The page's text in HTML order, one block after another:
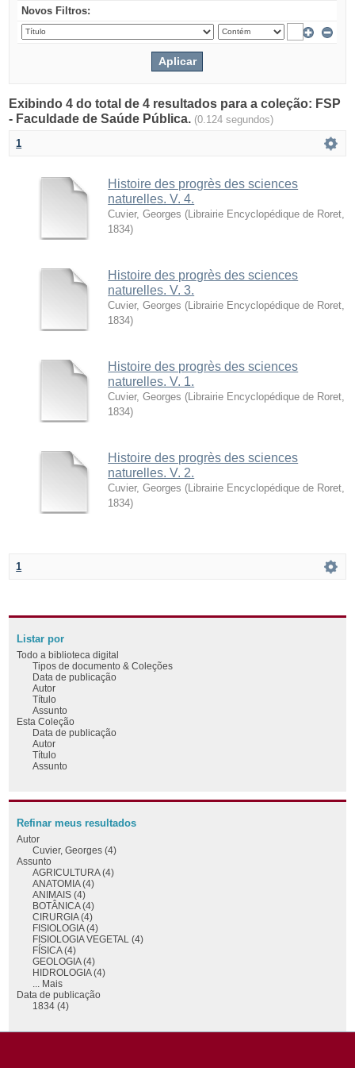
Novos Filtros:
Exibindo 4 do total de 4 resultados para a coleção: FSP
- Faculdade de Saúde Pública. (0.124 segundos)
1
Histoire des progrès des sciences
naturelles. V. 4.
Cuvier, Georges ( Librairie Encyclopédique de Roret
1834)
Histoire des progrès des sciences
naturelles. V. 3.
Cuvier, Georges ( Librairie Encyclopédique de Roret
1834)
Histoire des progrès des sciences
naturelles. V. 1.
Cuvier, Georges ( Librairie Encyclopédique de Roret
1834)
Histoire des progrès des sciences
naturelles. V. 2.
Cuvier, Georges ( Librairie Encyclopédique de Roret
1834)
1
Listar por
Todo a biblioteca digital
Tipos de documento & Coleções
Data de publicação
Autor
Título
Assunto
Esta Coleção
Data de publicação
Autor
Título
Assunto
Refinar meus resultados
Autor
Cuvier, Georges (4)
Assunto
AGRICULTURA (4)
ANATOMIA (4)
ANIMAIS (4)
BOTÂNICA (4)
CIRURGIA (4)
FISIOLOGIA (4)
FISIOLOGIA VEGETAL (4)
FÍSICA (4)
GEOLOGIA (4)
HIDROLOGIA (4)
... Mais
Data de publicação
1834 (4)